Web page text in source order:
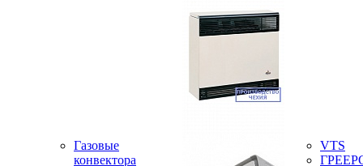
Газовые
конвектора
VTS